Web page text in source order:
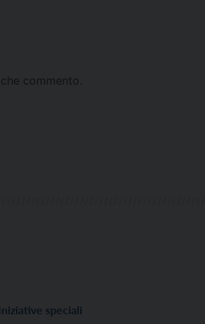
commento.
Iniziative speciali